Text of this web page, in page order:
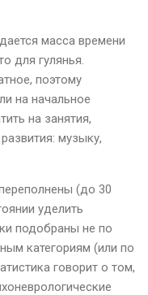
масса времени
для гулянья.
поэтому
на начальное
на занятия,
музыку,
(до 30
уделить
подобраны не по
категориям (или по
говорит о том,